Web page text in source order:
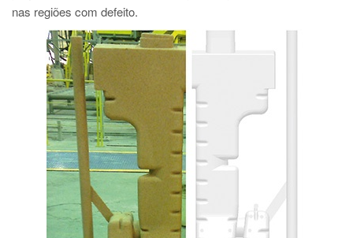
nas regiões com defeito.